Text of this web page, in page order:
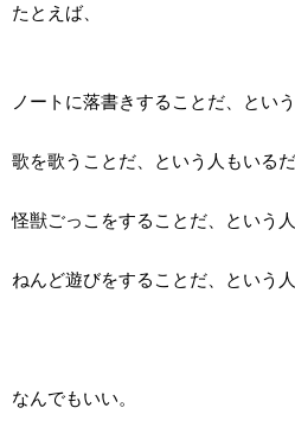
たとえば、
ノートに落書きすることだ、とい
歌を歌うことだ、という人もいるだ
怪獣ごっこをすることだ、という
ねんど遊びをすることだ、という
なんでもいい。